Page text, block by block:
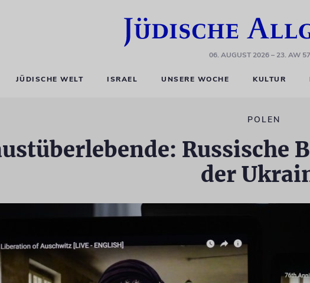
06. AUGUST 2026– 23. AW
JÜDISCHE WELT ISRAEL UNSERE WOCHE KULTUR
POLEN
Russische
der